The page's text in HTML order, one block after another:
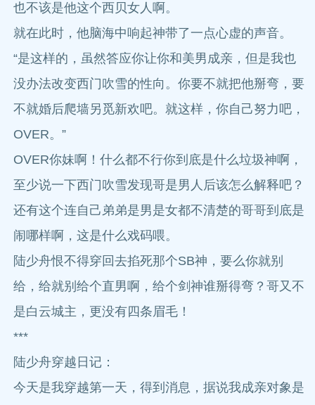
也不该是他这个西贝女人啊。
就在此时，他脑海中响起神带了一点心虚的声音。
“是这样的，虽然答应你让你和美男成亲，但是我也
没办法改变西门吹雪的性向。你要不就把他掰弯，要
不就婚后爬墙另觅新欢吧。就这样，你自己努力吧，
OVER。”
OVER你妹啊！什么都不行你到底是什么垃圾神啊，
至少说一下西门吹雪发现哥是男人后该怎么解释吧？
还有这个连自己弟弟是男是女都不清楚的哥哥到底是
闹哪样啊，这是什么戏码喂。
陆少舟恨不得穿回去掐死那个SB神，要么你就别
给，给就别给个直男啊，给个剑神谁掰得弯？哥又不
是白云城主，更没有四条眉毛！
***
陆少舟穿越日记：
今天是我穿越第一天，得到消息，据说我成亲对象是